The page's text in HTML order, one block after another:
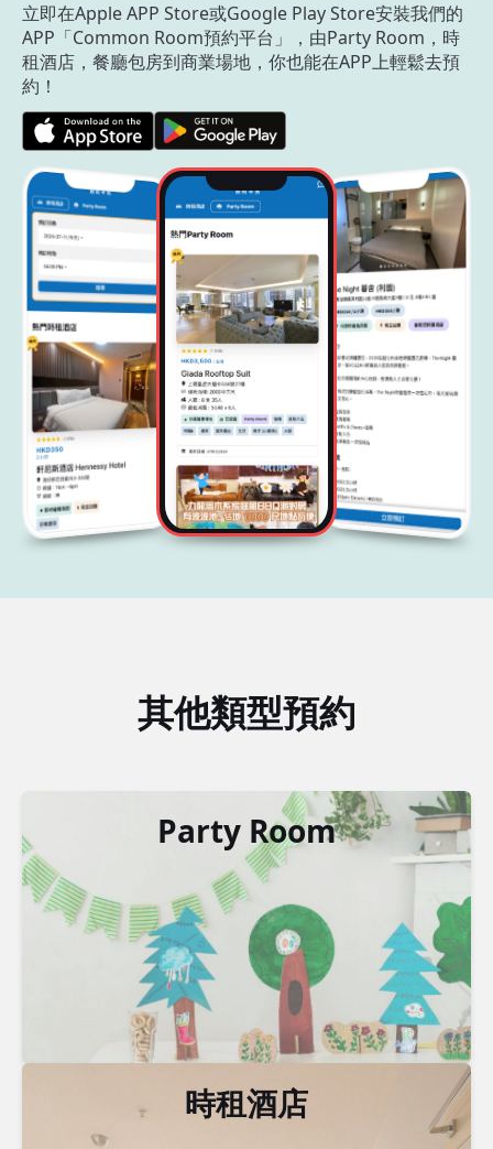
立即在Apple APP Store或Google Play Store安裝我們的
APP「Common Room預約平台」，由Party Room，時
租酒店，餐廳包房到商業場地，你也能在APP上輕鬆去預
約！
其他類型預約
Party Room
時租酒店